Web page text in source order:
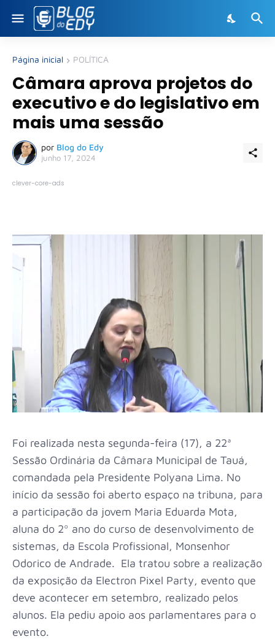
Página inicial POLÍTICA
Câmara aprova projetos do
executivo e do legislativo em
mais uma sessão
por Blog do Edy
junho 17, 2024
clever-core-ads
Foi realizada nesta segunda-feira (17), a 22ª
Sessão Ordinária da Câmara Municipal de Tauá,
comandada pela Presidente Polyana Lima. No
início da sessão foi aberto espaço na tribuna, para
a participação da jovem Maria Eduarda Mota,
aluna do 2º ano do curso de desenvolvimento de
sistemas, da Escola Profissional, Monsenhor
Odorico de Andrade. Ela tratou sobre a realização
da exposição da Electron Pixel Party, evento que
deve acontecer em setembro, realizado pelos
alunos. Ela pediu apoio aos parlamentares para o
evento.